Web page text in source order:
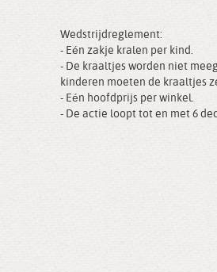
Wedstrijdreglement:
- Eén zakje kralen per kind.
- De kraaltjes worden niet
kinderen moeten de kraaltjes
- Eén hoofdprijs per winkel.
- De actie loopt tot en met 6